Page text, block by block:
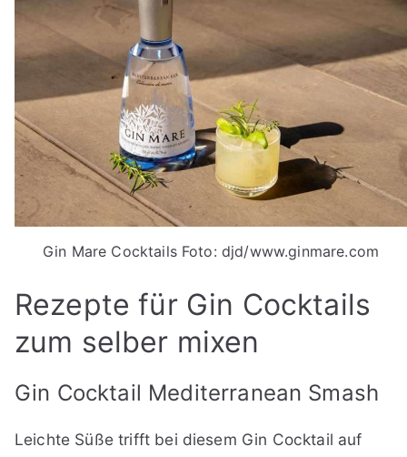
Gin Mare Cocktails Foto: djd/www.ginmare.com
Rezepte für Gin Cocktails
zum selber mixen
Gin Cocktail Mediterranean Smash
Leichte Süße trifft bei diesem Gin Cocktail auf